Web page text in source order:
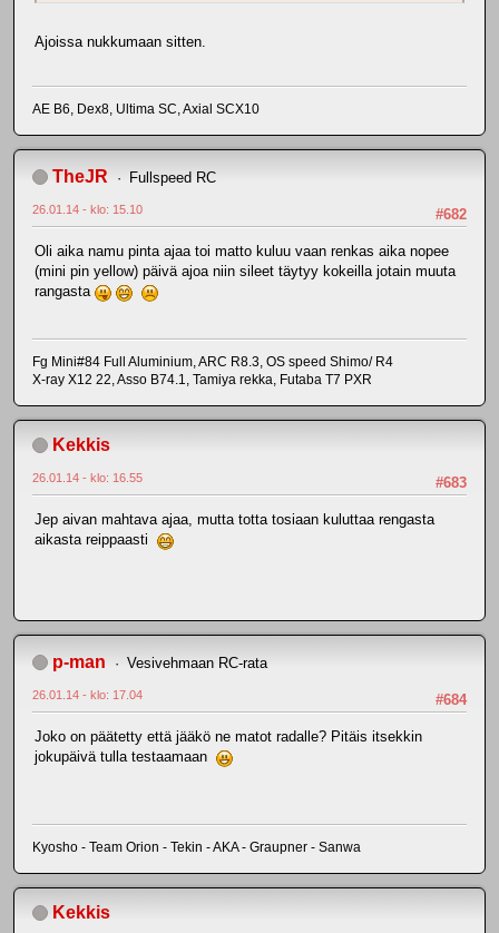
Ajoissa nukkumaan sitten.
AE B6, Dex8, Ultima SC, Axial SCX10
TheJR Fullspeed RC
#682
26.01.14 - klo: 15.10
Oli aika namu pinta ajaa toi matto kuluu vaan renkas aika nopee
(mini pin yellow) päivä ajoa niin sileet täytyy kokeilla jotain muuta
rangasta
Fg Mini#84 Full Aluminium, ARC R8.3, OS speed Shimo/ R4
X-ray X12 22, Asso B74.1, Tamiya rekka, Futaba T7 PXR
Kekkis
#683
26.01.14 - klo: 16.55
Jep aivan mahtava ajaa, mutta totta tosiaan kuluttaa rengasta
aikasta reippaasti
p-man Vesivehmaan RC-rata
#684
26.01.14 - klo: 17.04
Joko on päätetty että jääkö ne matot radalle? Pitäis itsekkin
jokupäivä tulla testaamaan
Kyosho - Team Orion - Tekin - AKA - Graupner - Sanwa
Kekkis